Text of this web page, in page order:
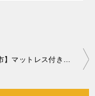
【宇都宮市】マットレス付きセミダブルベッド、ガスコンロ等の回収